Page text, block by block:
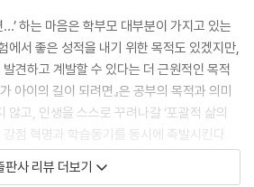
하는 마음은 학부모 대부분이 가지고 있는
에서 좋은 성적을 내기 위한 목적도 있겠지만,
견하고 계발할 수 있다는 더 근원적인 목적
아이의 길이 되려면』은 공부의 목적과 의미
않고, 인생을 스스로 꾸려나갈 ‘포괄적 삶의
점 혁명과 학습동기를 동시에 촉발시킨다.
있다. 1부 〈누구를 위한 누구의 인생인가〉에
판사 리뷰 더보기